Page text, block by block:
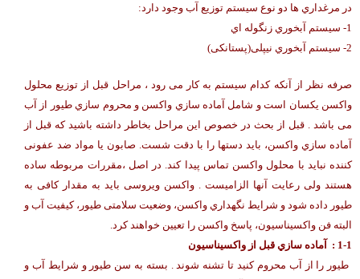
در مرغداري ها دو نوع سیستم توزیع آب وجود دارد:
1- سیستم آبخوري زنگوله اي
2- سیستم آبخوري نیپلی(پستانکی)
صرفه نظر از آنکه کدام سیستم به کار می رود ، مراحل قبل از توزیع محلول
واکسن یکسان است و شامل آماده سازي واکسن و محروم سازي طیور از آب
می باشد . قبل از بحث در خصوص این مراحل بخاطر داشته باشید که قبل از
آماده سازي واکسن، باید دستها را با دقت شست. صابون یا مواد ضد عفونی
کننده نباید با محلول واکسن تماس پیدا کند. در اصل ،مقررات مربوطه ساده
هستند ولی رعایت آنها الزامیست . واکسن ویروسی باید به مقدار کافی به
طیور داده شود و شرایط نگهداري واکسن، وضعیت سلامتی طیور، کیفیت آب و
البته فن واکسیناسیون، پاسخ واکسن را تعیین خواهند کرد.
1-1 : آماده سازي قبل از واکسیناسیون
طیور را از آب محروم کنید تا تشنه شوند . بسته به سن طیور و شرایط آب و